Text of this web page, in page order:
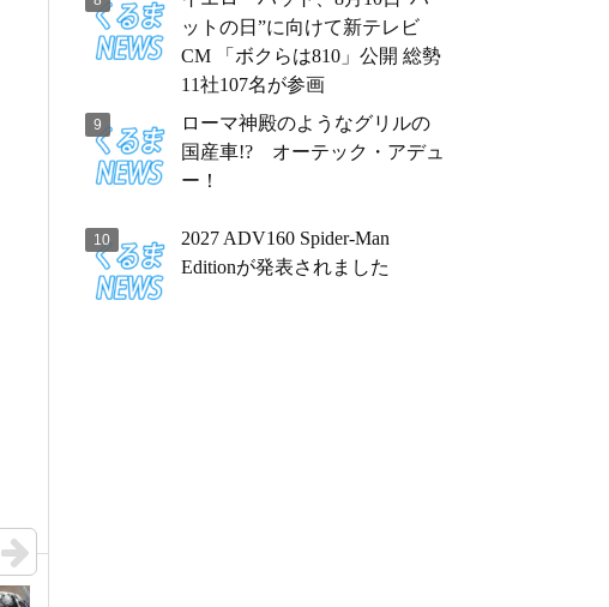
ットの日”に向けて新テレビ
CM 「ボクらは810」公開 総勢
11社107名が参画
ローマ神殿のようなグリルの
国産車!? オーテック・アデュ
ー！
2027 ADV160 Spider-Man
Editionが発表されました